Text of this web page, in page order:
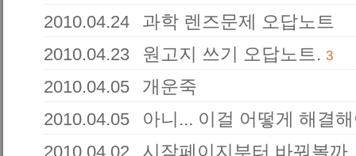
2010.04.24 과학 렌즈문제 오답노트
2010.04.23 원고지 쓰기 오답노트. 3
2010.04.05 개운죽
2010.04.05 아니... 이걸 어떻게 해결
2010.04.02 시작페이지부터 바꿔볼까